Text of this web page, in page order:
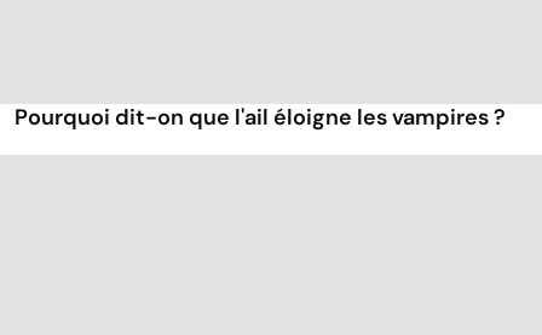
Pourquoi dit-on que l'ail éloigne les vampires ?